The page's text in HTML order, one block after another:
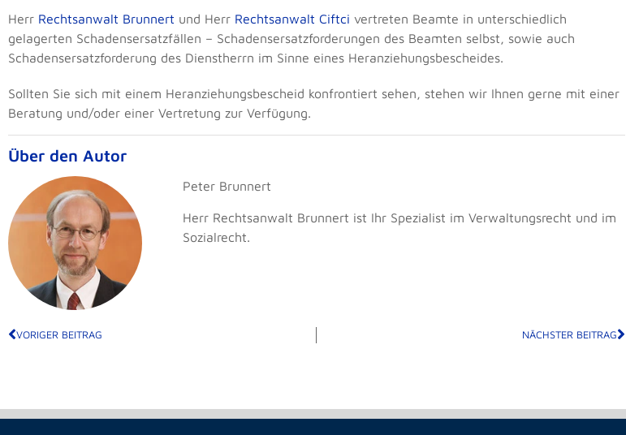
Herr Rechtsanwalt Brunnert und Herr Rechtsanwalt Ciftci vertreten Beamte in unterschiedlich
gelagerten Schadensersatzfällen – Schadensersatzforderungen des Beamten selbst, sowie auch
Schadensersatzforderung des Dienstherrn im Sinne eines Heranziehungsbescheides.
Sollten Sie sich mit einem Heranziehungsbescheid konfrontiert sehen, stehen wir Ihnen gerne mit einer
Beratung und/oder einer Vertretung zur Verfügung.
Über den Autor
Peter Brunnert
Herr Rechtsanwalt Brunnert ist Ihr Spezialist im Verwaltungsrecht und im
Sozialrecht.
VORIGER BEITRAG NÄCHSTER BEITRAG